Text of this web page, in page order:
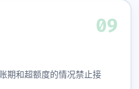
09
期和超额度的情况禁止接